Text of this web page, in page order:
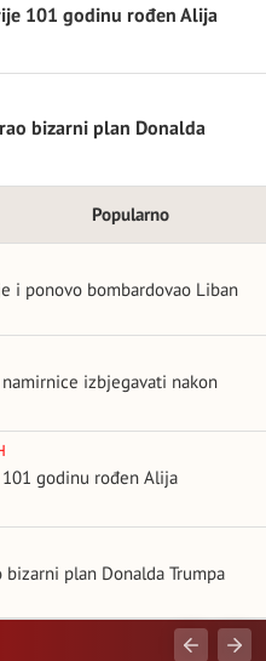
101 godinu rođen Alija
bizarni plan Donalda
Popularno
i ponovo bombardovao Liban
izbjegavati nakon
godinu rođen Alija
plan Donalda Trumpa